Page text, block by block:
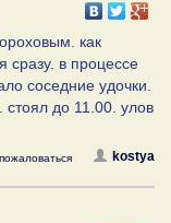
как
сразу. в процессе
соседние удочки.
до 11.00. улов
kostya
пожаловаться